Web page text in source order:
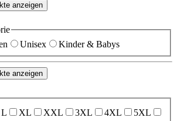
anzeigen
Unisex Kinder & Babys
anzeigen
L XL XXL 3XL 4XL
5XL